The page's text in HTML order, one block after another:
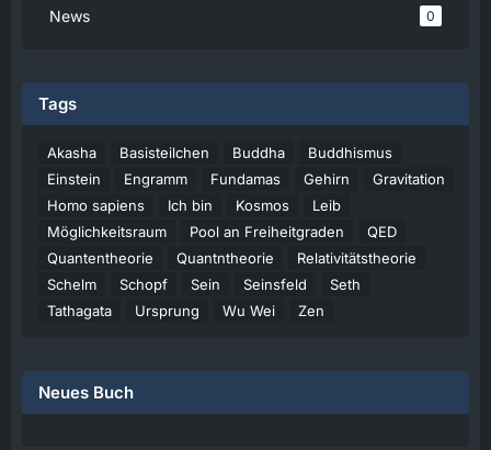
News 0
Tags
Akasha Basisteilchen Buddha
Buddhismus
Einstein
Engramm Fundamas Gehirn
Gravitation
Homo sapiens
Ich bin Kosmos
Leib
Möglichkeitsraum
Pool an Freiheitgraden
QED
Quantentheorie
Quantntheorie
Relativitätstheorie
Schelm
Schopf Sein Seinsfeld
Seth
Tathagata
Ursprung Wu Wei Zen
Neues Buch